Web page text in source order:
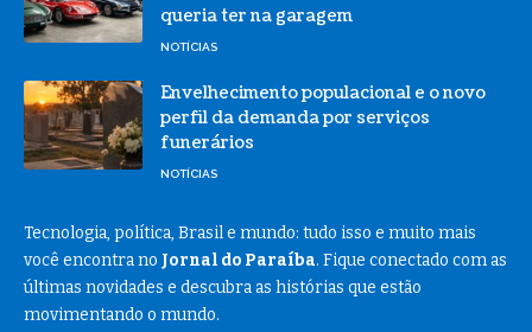
queria ter na garagem
NOTÍCIAS
Envelhecimento populacional e o novo
perfil da demanda por serviços
funerários
NOTÍCIAS
Tecnologia, política, Brasil e mundo: tudo isso e muito mais
você encontra no Jornal do Paraíba. Fique conectado com as
últimas novidades e descubra as histórias que estão
movimentando o mundo.